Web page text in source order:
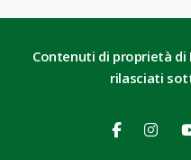
Contenuti di proprietà di
rilasciati